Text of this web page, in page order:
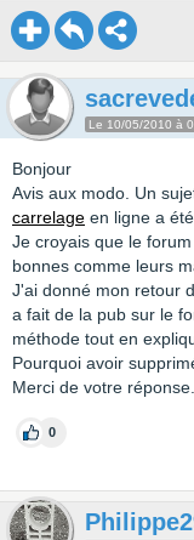
Le 10/05/2010 à
Bonjour
Avis aux modo. Un
carrelage en ligne a
Je croyais que le
bonnes comme leurs
J'ai donné mon retour
a fait de la pub sur le
méthode tout en
Pourquoi avoir
Merci de votre réponse.
0